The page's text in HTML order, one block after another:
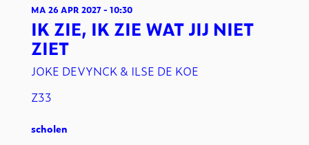
IK ZIE, IK ZIE WAT JIJ NIET
ZIET
JOKE DEVYNCK & ILSE DE KOE
MA 26 APR 2027- 10:30
Z33
scholen